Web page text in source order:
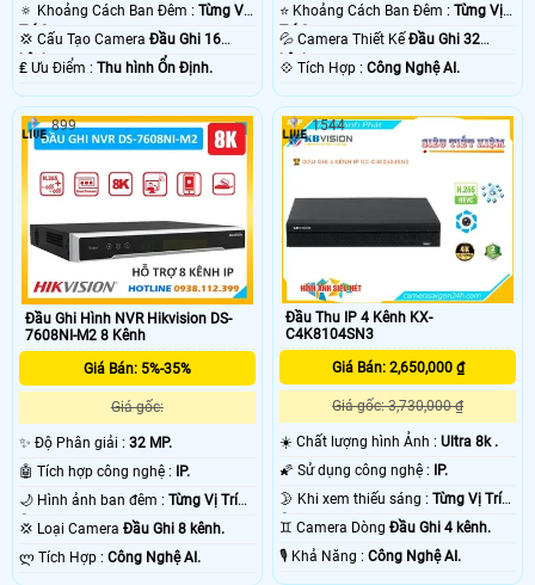
🔅 Khoảng Cách Ban Đêm : Từng Vị
Trí Camera .
💢 Cấu Tạo Camera Đầu Ghi 16
kênh.
️₤ Ưu Điểm : Thu hình Ổn Định.
⭐ Khoảng Cách Ban Đêm :Từng Vị
Trí Camera .
💦 Camera Thiết KếĐầu Ghi 32
kênh.
️💠 Tích Hợp :Công Nghệ AI.
Đầu Ghi Hình NVR Hikvision DS-
7608NI-M2 8 Kênh
Giá Bán: 5%-35%
Giá gốc:
✨ Độ Phân giải : 32 MP.
🤖️ Tích hợp công nghệ :
IP.
🌙 Hình ảnh ban đêm : Từng Vị Trí
Camera .
💢 Loại Camera Đầu Ghi 8 kênh.
️ლ Tích Hợp : Công Nghệ AI.
899
Đầu Thu IP 4 Kênh KX-
C4K8104SN3
Giá Bán: 2,650,000 ₫
Giá gốc: 3,730,000 ₫
☀️ Chất lượng hình Ảnh :Ultra 8k .
🌠 Sử dụng công nghệ :
IP.
🌛 Khi xem thiếu sáng :Từng Vị Trí
Camera .
♊ Camera DòngĐầu Ghi 4 kênh.
️🎙 Khả Năng :Công Nghệ AI.
1544